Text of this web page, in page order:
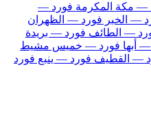
المكرمةفورد —
فورد — الظهران
الطائففورد — بريدة
فورد — خميس مشيط
فورد — ينبع فورد